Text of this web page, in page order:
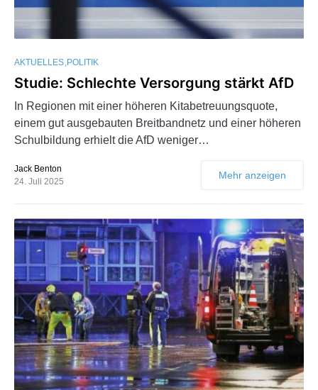
AKTUELLES POLITIK
Studie: Schlechte Versorgung stärkt AfD
In Regionen mit einer höheren Kitabetreuungsquote,
einem gut ausgebauten Breitbandnetz und einer höheren
Schulbildung erhielt die AfD weniger…
Jack Benton
24. Juli 2025
Mehr anzeigen